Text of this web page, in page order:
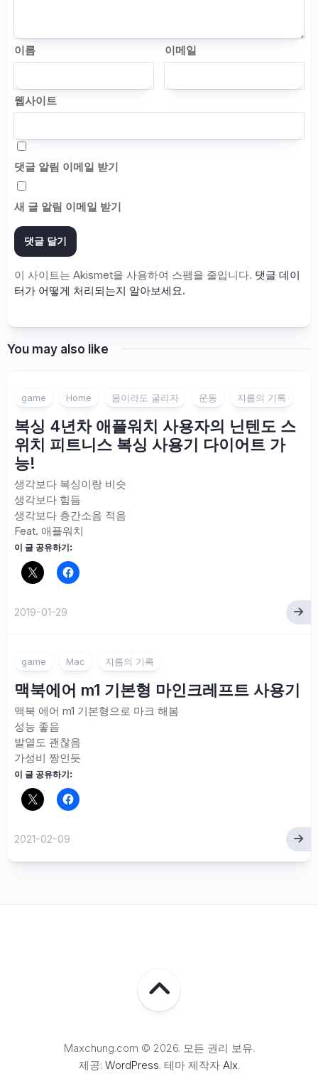
이름 이메일
웹사이트
댓글 알림 이메일 받기
새 글 알림 이메일 받기
이 사이트는 Akismet을 사용하여 스팸을 줄입니다. 댓글 데이
터가 어떻게 처리되는지 알아보세요.
You may also like
game Home 몸이라도 굴리자 운동 지름의 기록
복싱 4년차 애플워치 사용자의 닌텐도 스
위치 피트니스 복싱 사용기 다이어트 가
능!
생각보다 복싱이랑 비슷
생각보다 힘듬
생각보다 층간소음 적음
Feat. 애플워치
이 글 공유하기:
2019-01-29
game Mac 지름의 기록
맥북에어 m1 기본형 마인크레프트 사용기
맥북 에어 m1 기본형으로 마크 해봄
성능 좋음
발열도 괜찮음
가성비 짱인듯
이 글 공유하기:
2021-02-09
Maxchung.com © 2026. 모든 권리 보유.
제공: WordPress. 테마 제작자 Alx.